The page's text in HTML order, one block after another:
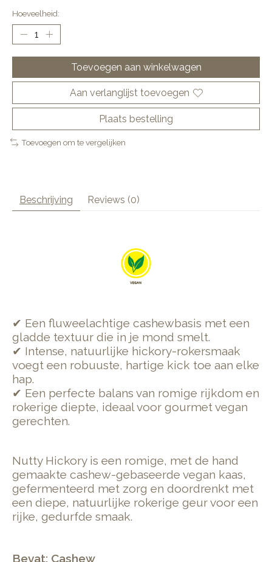
Hoeveelheid:
Toevoegen aan winkelwagen
Aan verlanglijst toevoegen
Plaats bestelling
Toevoegen om te vergelijken
Beschrijving Reviews (0)
✔ Een fluweelachtige cashewbasis met een
gladde textuur die in je mond smelt.
✔ Intense, natuurlijke hickory-rokersmaak
voegt een robuuste, hartige kick toe aan elke
hap.
✔ Een perfecte balans van romige rijkdom en
rokerige diepte, ideaal voor gourmet vegan
gerechten.
Nutty Hickory is een romige, met de hand
gemaakte cashew-gebaseerde vegan kaas,
gefermenteerd met zorg en doordrenkt met
een diepe, natuurlijke rokerige geur voor een
rijke, gedurfde smaak.
Bevat: Cashew